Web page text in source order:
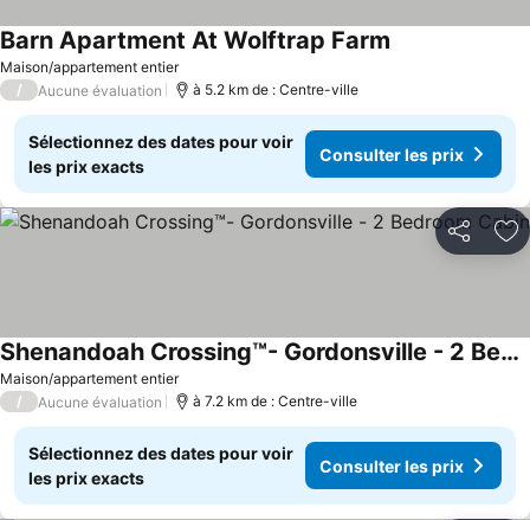
Maison/appartement entier
Barn Apartment At Wolftrap Farm
/ Aucune évaluation à 5.2 km de : Centre-ville
Sélectionnez des dates pour voir
les prix exacts
Consulter les prix
Partager
Maison/appartement entier
Shenandoah Crossing™- Gordonsville - 2 Bedroom Cabin
Consulter les prix
/ Aucune évaluation à 7.2 km de : Centre-ville
Sélectionnez des dates pour voir
les prix exacts
Consulter les prix